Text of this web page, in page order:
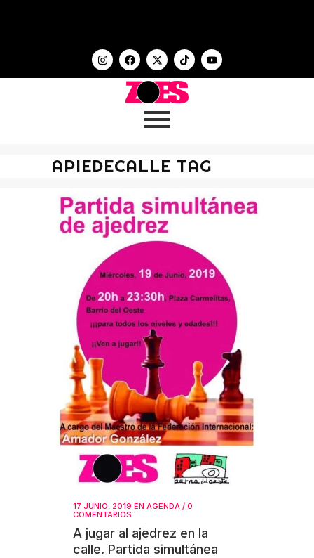
APIEDECALLE TAG
17 JUNIO, 2019 EN AGENDA / 0
COMENTARIOS
A jugar al ajedrez en la
calle. Partida simultánea